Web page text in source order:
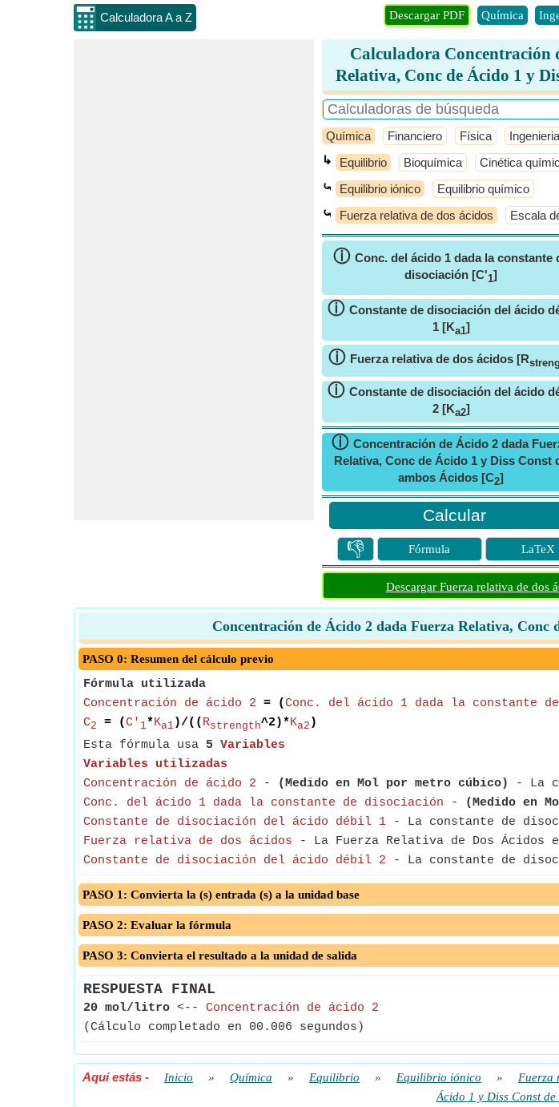
Calculadora A a Z Descargar PDF Química
Calculadora Concentración
Relativa, Conc de Ácido 1 y
Química Financiero Física Ingenieria
↳ Equilibrio Bioquímica Cinética
⤿ Equilibrio iónico Equilibrio químico
⤿ Fuerza relativa de dos ácidos Escala
ⓘ Conc. del ácido 1 dada la constante
disociación [C'1]
ⓘ Constante de disociación del ácido
1 [Ka1]
ⓘ Fuerza relativa de dos ácidos [R
ⓘ Constante de disociación del ácido
2 [Ka2]
ⓘ Concentración de Ácido 2 dada
Relativa, Conc de Ácido 1 y Diss Const
ambos Ácidos [C2]
👎 Fórmula LaTeX
Descargar Fuerza relativa de dos
Concentración de Ácido 2 dada Fuerza Relativa, Conc
PASO 0: Resumen del cálculo previo
Fórmula utilizada
Concentración de ácido 2 = (Conc. del ácido 1 dada la constante
C2 = (C' 1*Ka1 )/(( Rstrength^2)*Ka2 )
Esta fórmula usa 5 Variables
Variables utilizadas
Concentración de ácido 2 - (Medido en Mol por metro cúbico)
- La
Conc. del ácido 1 dada la constante de disociación - (Medido en
Constante de disociación del ácido débil 1 - La constante de
Fuerza relativa de dos ácidos - La Fuerza Relativa de Dos
Constante de disociación del ácido débil 2 - La constante de
PASO 1: Convierta la (s) entrada (s) a la unidad base
PASO 2: Evaluar la fórmula
PASO 3: Convierta el resultado a la unidad de salida
RESPUESTA FINAL
20 mol/litro <-- Concentración de ácido 2
(Cálculo completado en 00.006 segundos)
Aquí estás - Inicio » Química » Equilibrio » Equilibrio iónico » Fuerza
Ácido 1 y Diss Const de